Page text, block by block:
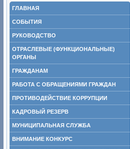
ГЛАВНАЯ
СОБЫТИЯ
РУКОВОДСТВО
ОТРАСЛЕВЫЕ (ФУНКЦИОНАЛЬНЫЕ)
ОРГАНЫ
ГРАЖДАНАМ
РАБОТА С ОБРАЩЕНИЯМИ ГРАЖДАН
ПРОТИВОДЕЙСТВИЕ КОРРУПЦИИ
КАДРОВЫЙ РЕЗЕРВ
МУНИЦИПАЛЬНАЯ СЛУЖБА
ВНИМАНИЕ КОНКУРС